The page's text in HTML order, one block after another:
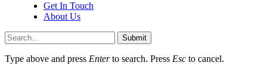
Get In Touch
About Us
Submit
Type above and press Enterto search. Press Esc to cancel.